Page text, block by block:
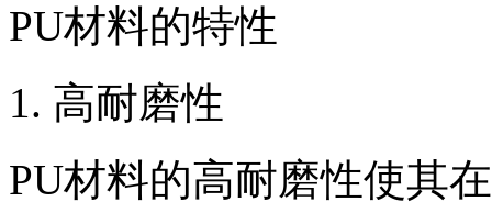
PU材料的特性
1. 高耐磨性
PU材料的高耐磨性使其